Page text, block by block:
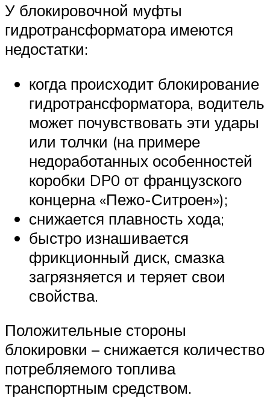
У блокировочной муфты
гидротрансформатора имеются
недостатки:
когда происходит блокирование
гидротрансформатора, водитель
может почувствовать эти удары
или толчки (на примере
недоработанных особенностей
коробки DP0 от французского
концерна «Пежо-Ситроен»);
снижается плавность хода;
быстро изнашивается
фрикционный диск, смазка
загрязняется и теряет свои
свойства.
Положительные стороны
блокировки – снижается количество
потребляемого топлива
транспортным средством.